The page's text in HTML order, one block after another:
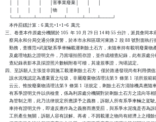
    │    │        │        │        │害事業廢棄│        │        │
    │    │        │        │        │物        │        │        │
    └──┴────┴────┴────┴─────┴────┴────┘
    本件罰鍰計算：6 萬元×1×1=6  萬元
三、卷查本件原處分機關於 105  年 10 月 29 日 14 時 55 分許，派員會同本
察局永和分局交通分隊員警，於本市永和區環河東路 2  段 88 號對面執行
勤務，查獲范○武駕駛系爭車輛載運剩餘土石方，未隨車持有載明廢棄物
及處理地點之證明文件，乃當場拍照存證，並作成稽查紀錄，此有原處
    查紀錄表影本及採證照片數幀附卷可稽，其違規事證，洵堪認定。
四、至訴願人主張並非因施工載運剩餘土石方，僅於路邊發現尚有利用價值
該水泥塊認定為遭棄置之垃圾，非屬廢棄物清理法第 9  條第 1  項所規範
云云。惟按廢棄物清理法第 9  條第 1  項規定，剩餘土石方清除機具應隨
有系爭證明文件以供檢查，係為利原處分機關對於剩餘土石方之流向等
為管制之用，此乃法律規定所應課予之義務，訴願人所有系爭車輛之駕駛
車持有證明文件，即違反應作為之義務而應受罰，與系爭水泥塊是否為
工所產生無關，訴願人容有誤解。再者，不因載運之物尚有經濟上之殘